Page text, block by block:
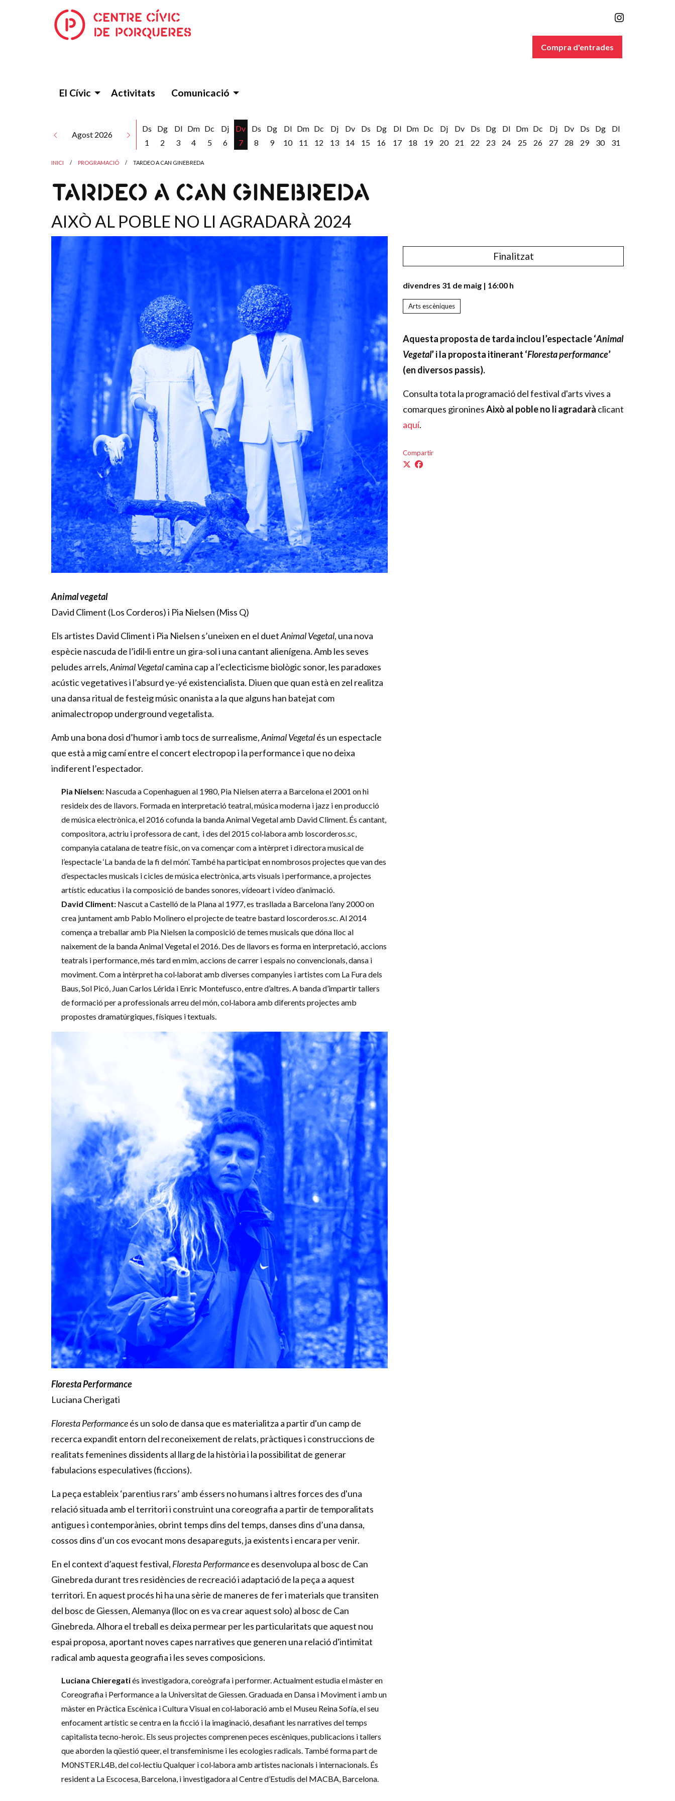
Link a
Compra d'entrades
El Cívic Activitats Comunicació
Agost 2026
Ds
1
Dg
2
Dl
3
Dm
4
Dc
5
Dj
6
Dv
7
Ds
8
Dg
9
Dl
10
Dm
11
Dc
12
Dj
13
Dv
14
Ds
15
Dg
16
Dl
17
Dm
18
Dc
19
Dj
20
Dv
21
Ds
22
Dg
23
Dl
24
Dm
25
Dc
26
Dj
27
Dv
28
Ds
29
Dg
30
Dl
31
INICI PROGRAMACIÓ TARDEO A CAN GINEBREDA
TARDEO A CAN GINEBREDA
AIXÒ AL POBLE NO LI AGRADARÀ 2024
Finalitzat
divendres 31 de maig | 16:00 h
Arts escèniques
Aquesta proposta de tarda inclou l’espectacle ‘Animal
Vegetal’ i la proposta itinerant ‘Floresta performance’
(en diversos passis).
Consulta tota la programació del festival d'arts vives a
comarques gironinesAixò al poble no li agradarà clicant
aquí.
Compartir
Animal vegetal
David Climent (Los Corderos) i Pia Nielsen (Miss Q)
Els artistes David Climent i Pia Nielsen s’uneixen en el duetAnimal Vegetal, una nova
espècie nascuda de l’idil·li entre un gira-sol i una cantant alienígena. Amb les seves
peludes arrels,Animal Vegetalcamina cap a l’eclecticisme biològic sonor, les paradoxes
acústic vegetatives i l’absurd ye-yé existencialista. Diuen que quan està en zel realitza
una dansa ritual de festeig músic onanista a la que alguns han batejat com
animalectropop underground vegetalista.
Amb una bona dosi d’humor i amb tocs de surrealisme,Animal Vegetalés un espectacle
que està a mig camí entre el concert electropop i la performance i que no deixa
indiferent l’espectador.
Pia Nielsen: Nascuda a Copenhaguen al 1980, Pia Nielsen aterra a Barcelona el 2001 on hi
resideix des de llavors. Formada en interpretació teatral, música moderna i jazz i en producció
de música electrònica, el 2016 cofunda la banda Animal Vegetal amb David Climent. És cantant,
compositora, actriu i professora de cant, i des del 2015 col·labora amb loscorderos.sc,
companyia catalana de teatre físic, on va començar com a intèrpret i directora musical de
l’espectacle ‘La banda de la fi del món’. També ha participat en nombrosos projectes que van des
d’espectacles musicals i cicles de música electrònica, arts visuals i performance, a projectes
artístic educatius i la composició de bandes sonores, vídeoart i vídeo d’animació.
David Climent: Nascut a Castelló de la Plana al 1977, es trasllada a Barcelona l’any 2000 on
crea juntament amb Pablo Molinero el projecte de teatre bastard loscorderos.sc. Al 2014
comença a treballar amb Pia Nielsen la composició de temes musicals que dóna lloc al
naixement de la banda Animal Vegetal el 2016. Des de llavors es forma en interpretació, accions
teatrals i performance, més tard en mim, accions de carrer i espais no convencionals, dansa i
moviment. Com a intèrpret ha col·laborat amb diverses companyies i artistes com La Fura dels
Baus, Sol Picó, Juan Carlos Lérida i Enric Montefusco, entre d’altres. A banda d’impartir tallers
de formació per a professionals arreu del món, col·labora amb diferents projectes amb
propostes dramatúrgiques, físiques i textuals.
Floresta Performance
Luciana Cherigati
Floresta Performanceés un solo de dansa que es materialitza a partir d'un camp de
recerca expandit entorn del reconeixement de relats, pràctiques i construccions de
realitats femenines dissidents al llarg de la història i la possibilitat de generar
fabulacions especulatives (ficcions).
La peça estableix ‘parentius rars’ amb éssers no humans i altres forces des d'una
relació situada amb el territori i construint una coreografia a partir de temporalitats
antigues i contemporànies, obrint temps dins del temps, danses dins d’una dansa,
cossos dins d’un cos evocant mons desapareguts, ja existents i encara per venir.
En el context d’aquest festival, Floresta Performancees desenvolupa al bosc de Can
Ginebreda durant tres residències de recreació i adaptació de la peça a aquest
territori. En aquest procés hi ha una sèrie de maneres de fer i materials que transiten
del bosc de Giessen, Alemanya (lloc on es va crear aquest solo) al bosc de Can
Ginebreda. Alhora el treball es deixa permear per les particularitats que aquest nou
espai proposa, aportant noves capes narratives que generen una relació d'intimitat
radical amb aquesta geografia i les seves composicions.
Luciana Chieregatiés investigadora, coreògrafa i performer. Actualment estudia el màster en
Coreografia i Performance a la Universitat de Giessen. Graduada en Dansa i Moviment i amb un
màster en Pràctica Escènica i Cultura Visual en col·laboració amb el Museu Reina Sofía, el seu
enfocament artístic se centra en la ficció i la imaginació, desafiant les narratives del temps
capitalista tecno-heroic. Els seus projectes comprenen peces escèniques, publicacions i tallers
que aborden la qüestió queer, el transfeminisme i les ecologies radicals. També forma part de
M0NSTER.L4B, del col·lectiu Qualquer i col·labora amb artistes nacionals i internacionals. És
resident a La Escocesa, Barcelona, i investigadora al Centre d’Estudis del MACBA, Barcelona.